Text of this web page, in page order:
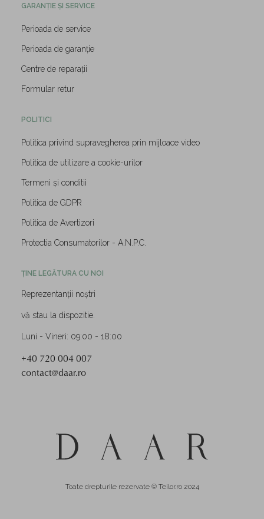
GARANȚIE ȘI SERVICE
Perioada de service
Perioada de garanție
Centre de reparații
Formular retur
POLITICI
Politica privind supravegherea prin mijloace video
Politica de utilizare a cookie-urilor
Termeni și conditii
Politica de GDPR
Politica de Avertizori
Protectia Consumatorilor - A.N.P.C.
ȚINE LEGĂTURA CU NOI
Reprezentanții noștri
vă stau la dispozitie.
Luni - Vineri: 09:00 - 18:00
+40 720 004 007
contact@daar.ro
Toate drepturile rezervate © Teilor.ro 2024